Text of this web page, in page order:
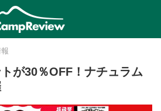
が30％OFF！ナチュラム